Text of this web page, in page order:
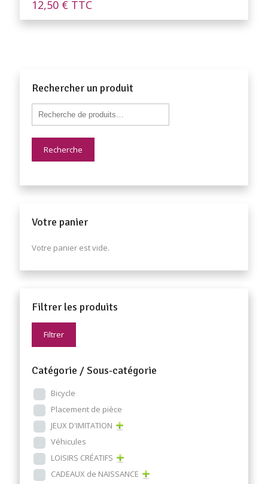
12,50 € TTC
Rechercher un produit
Recherche
Votre panier
Votre panier est vide.
Filtrer les produits
Filtrer
Catégorie / Sous-catégorie
Bicycle
Placement de pièce
JEUX D'IMITATION
Véhicules
LOISIRS CRÉATIFS
CADEAUX de NAISSANCE